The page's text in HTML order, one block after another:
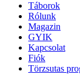
Táborok
Rólunk
Magazin
GYIK
Kapcsolat
Fiók
Törzsutas